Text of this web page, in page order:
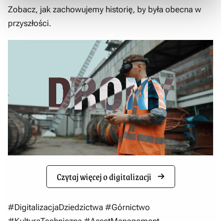
Zobacz, jak zachowujemy historię, by była obecna w
przyszłości.
Czytaj więcej o digitalizacji
#DigitalizacjaDziedzictwa #Górnictwo